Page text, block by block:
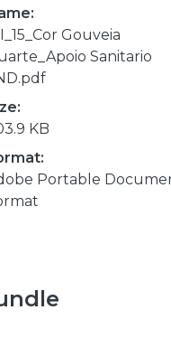
Gouveia
Sanitario
KB
Portable